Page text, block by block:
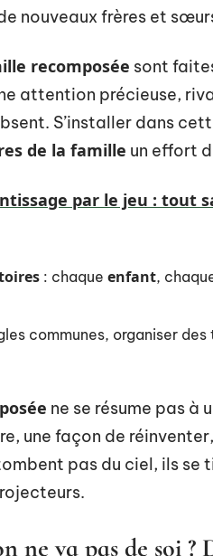
nouveaux frères et
recomposée sont
attention précieuse,
S’installer dans
de la famille un effort
par le jeu : tout
: chaque enfant,
communes, organiser
ne se résume pas à
une façon de
pas du ciel, ils
ne va pas de soi ?